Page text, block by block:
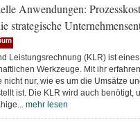
Anwendungen:
strategische
Leistungsrechnung (KLR) ist
Werkzeuge. Mit ihr
nicht nur, wie es um die Umsätze
ist. Die KLR wird auch benötigt,
mehr lesen